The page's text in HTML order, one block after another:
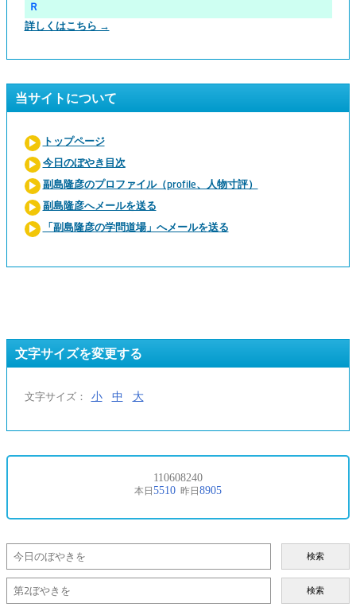
Ｒ
詳しくはこちら →
当サイトについて
トップページ
今日のぼやき目次
副島隆彦のプロファイル（profile、人物寸評）
副島隆彦へメールを送る
「副島隆彦の学問道場」へメールを送る
文字サイズを変更する
文字サイズ： 小 中 大
検索
検索